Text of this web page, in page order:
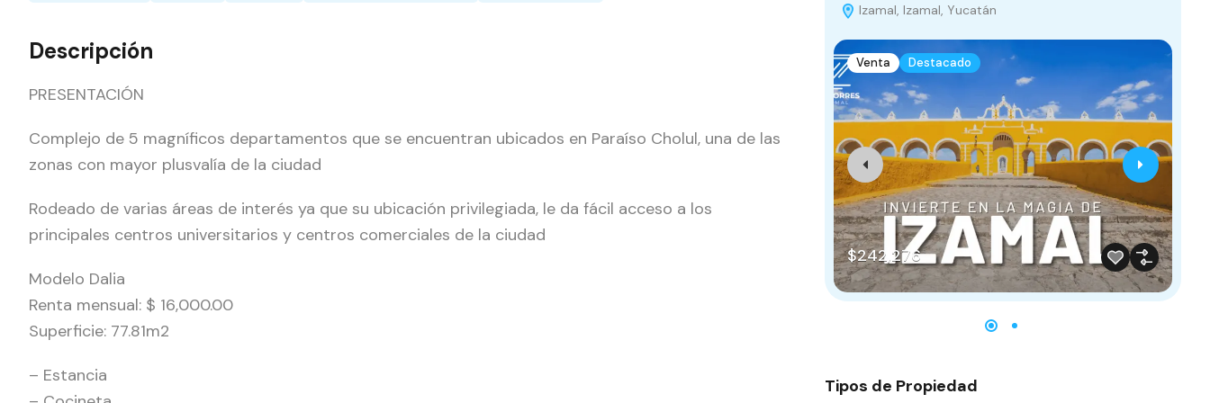
Descripción
PRESENTACIÓN
Complejo de 5 magníficos departamentos que se encuentran ubicados en Paraíso Cholul, una de las
zonas con mayor plusvalía de la ciudad
Rodeado de varias áreas de interés ya que su ubicación privilegiada, le da fácil acceso a los
principales centros universitarios y centros comerciales de la ciudad
Modelo Dalia
Renta mensual: $ 16,000.00
Superficie: 77.81m2
– Estancia
Izamal, Izamal, Yucatán
Venta Destacado
$242,276
Tipos de Propiedad